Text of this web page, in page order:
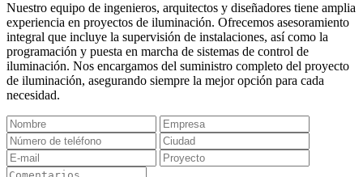
Nuestro equipo de ingenieros, arquitectos y diseñadores tiene amplia
experiencia en proyectos de iluminación. Ofrecemos asesoramiento
integral que incluye la supervisión de instalaciones, así como la
programación y puesta en marcha de sistemas de control de
iluminación. Nos encargamos del suministro completo del proyecto
de iluminación, asegurando siempre la mejor opción para cada
necesidad.